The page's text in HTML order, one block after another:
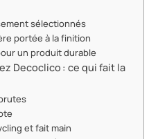
sélectionnés
portée à la finition
un produit durable
Decoclico : ce qui fait la
et fait main